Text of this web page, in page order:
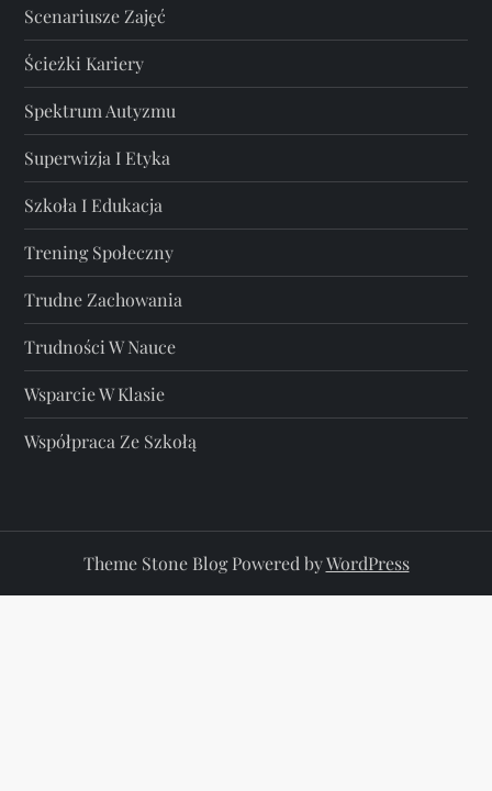
Scenariusze Zajęć
Ścieżki Kariery
Spektrum Autyzmu
Superwizja I Etyka
Szkoła I Edukacja
Trening Społeczny
Trudne Zachowania
Trudności W Nauce
Wsparcie W Klasie
Współpraca Ze Szkołą
Theme Stone Blog Powered byWordPress